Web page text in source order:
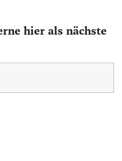
hier als nächste